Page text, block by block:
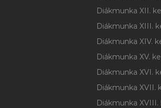
Diákmunka XII.
Diákmunka XIII.
Diákmunka XIV.
Diákmunka XV.
Diákmunka XVI.
Diákmunka XVII.
Diákmunka